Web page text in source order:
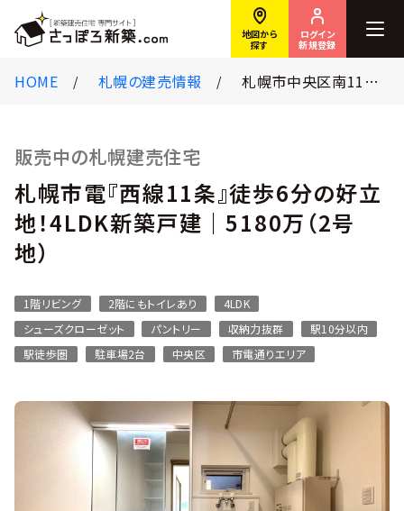
地図から
探す
ログイン
新規登録
HOME 札幌の建売情報 札幌市中央区南11条西17丁目
販売中の札幌建売住宅
札幌市電『西線11条』徒歩6分の好立
地！4LDK新築戸建｜5180万（2号
地）
1階リビング 2階にもトイレあり
4LDK
シューズクローゼット
パントリー 収納力抜群
駅10分以内
駅徒歩圏
駐車場2台 中央区 市電通りエリア